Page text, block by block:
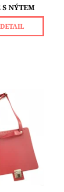
S NÝTEM
DETAIL
různé
18 cm 1
spojeno